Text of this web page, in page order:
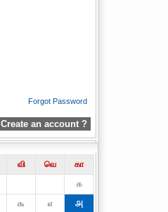
Forgot Password
Create an account ?
வி வெ
கா
௧
௬ ௭
௮